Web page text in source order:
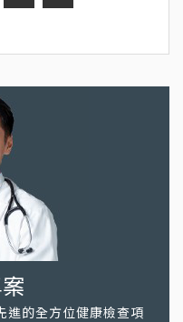
進的全方位健康檢查項